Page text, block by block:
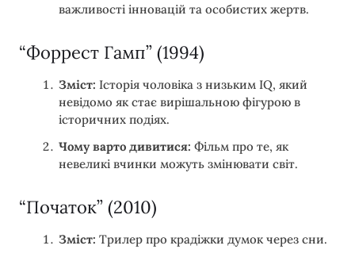
важливості інновацій та особистих жертв.
“Форрест Гамп” (1994)
Зміст: Історія чоловіка з низьким IQ, який
невідомо як стає вирішальною фігурою в
історичних подіях.
Чому варто дивитися: Фільм про те, як
невеликі вчинки можуть змінювати світ.
“Початок” (2010)
Зміст: Трилер про крадіжки думок через сни.